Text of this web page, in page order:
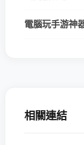
電腦玩手游神
相關連結